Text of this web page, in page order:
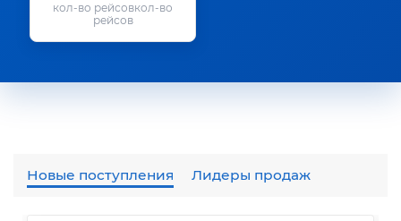
кол-во
рейсов
Новые поступления Лидеры продаж